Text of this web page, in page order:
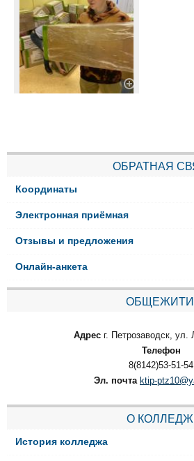
ОБРАТНАЯ
Координаты
Электронная приёмная
Отзывы и предложения
Онлайн-анкета
Адрес г. Петрозаводск, ул.
Телефон
8(8142)53-51-54
Эл. почта ktip-
О
История колледжа